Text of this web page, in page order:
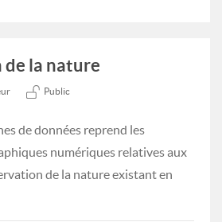
la nature
Public
de données reprend les
numériques relatives aux
de la nature existant en